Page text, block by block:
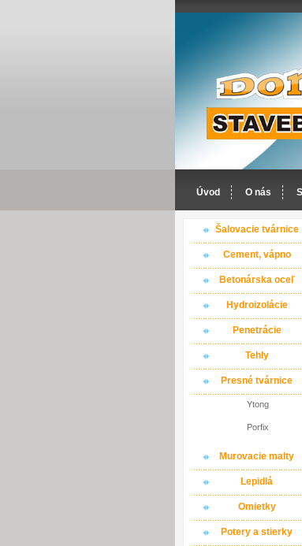
Úvod O nás
Šalovacie tvárnice
Cement, vápno
Betonárska oceľ
Hydroizolácie
Penetrácie
Tehly
Presné tvárnice
Ytong
Porfix
Murovacie malty
Lepidlá
Omietky
Potery a stierky